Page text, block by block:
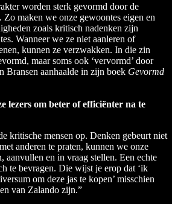
worden sterk gevormd door de
maken we onze gewoontes eigen en
zoals kritisch nadenken zijn
Wanneer we ze niet aanleren of
kunnen ze verzwakken. In die zin
maar soms ook ‘vervormd’ door
Bransen aanhaalde in zijn boek Gevormd
lezers om beter of efficiënter na te
kritische mensen op. Denken gebeurt niet
anderen te praten, kunnen we onze
aanvullen en in vraag stellen. Een echte
te bevragen. Die wijst je erop dat ‘ik
om deze jas te kopen’ misschien
van Zalando zijn.”